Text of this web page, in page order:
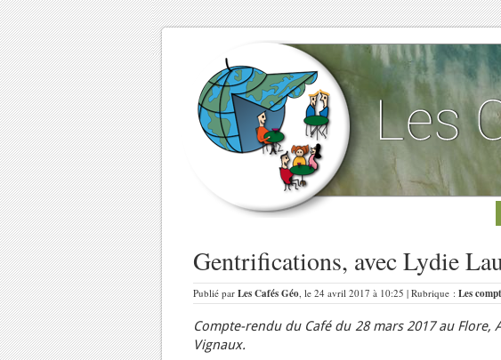
Gentrifications, avec Lydie
Publié par Les Cafés Géo, le 24 avril 2017 à 10:25 | Rubrique : Les
Compte-rendu du Café du 28 mars 2017 au
Vignaux.